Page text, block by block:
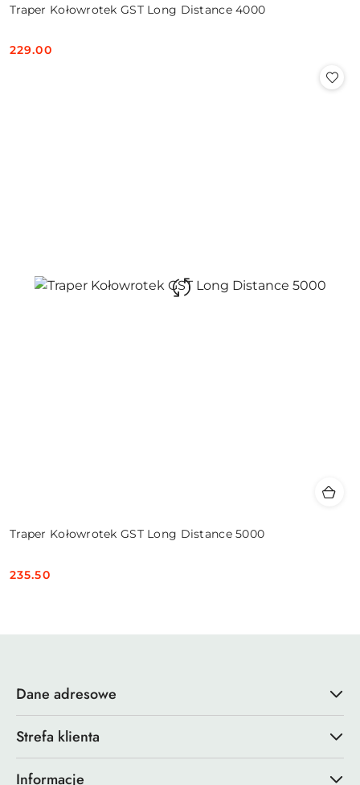
Traper Kołowrotek GST Long Distance 4000
Cena:
229.00
Traper Kołowrotek GST Long Distance 5000
Cena:
235.50
Dane adresowe
Strefa klienta
Informacje